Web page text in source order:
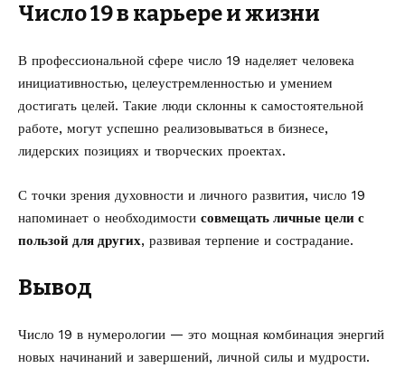
Число 19 в карьере и жизни
В профессиональной сфере число 19 наделяет человека
инициативностью, целеустремленностью и умением
достигать целей. Такие люди склонны к самостоятельной
работе, могут успешно реализовываться в бизнесе,
лидерских позициях и творческих проектах.
С точки зрения духовности и личного развития, число 19
напоминает о необходимости совмещать личные цели с
пользой для других, развивая терпение и сострадание.
Вывод
Число 19 в нумерологии — это мощная комбинация энергий
новых начинаний и завершений, личной силы и мудрости.